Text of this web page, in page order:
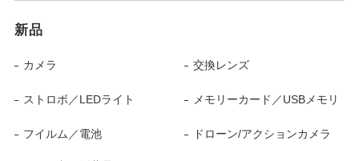
新品
カメラ 交換レンズ
ストロボ／LEDライト メモリーカード／USBメモリ
フイルム／電池 ドローン/アクションカメラ